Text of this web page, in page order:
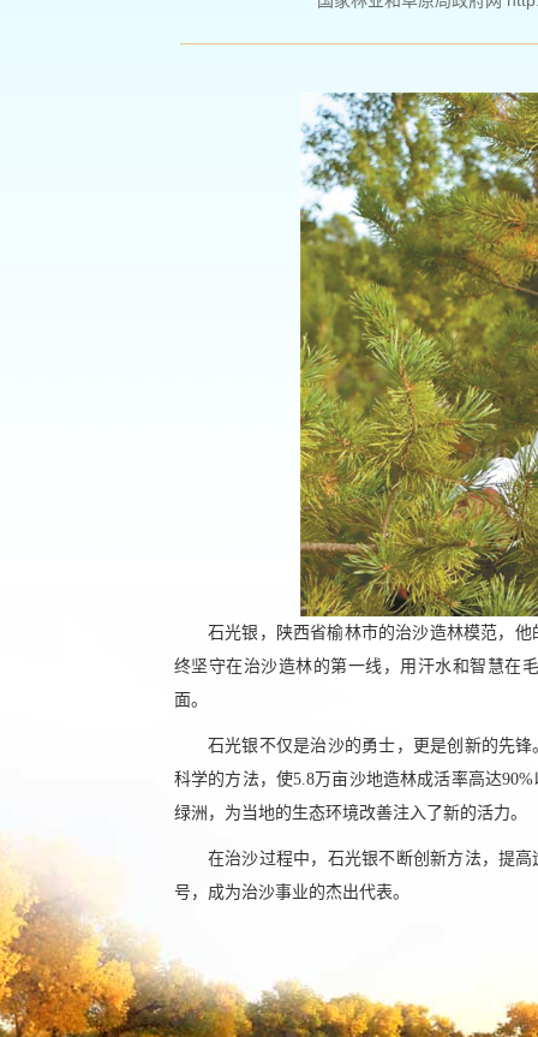
石光银，陕西省榆林市的治沙造林模范，
终坚守在治沙造林的第一线，用汗水和智慧在
面。
石光银不仅是治沙的勇士，更是创新的先
科学的方法，使5.8万亩沙地造林成活率高达
绿洲，为当地的生态环境改善注入了新的活力。
在治沙过程中，石光银不断创新方法，提
号，成为治沙事业的杰出代表。